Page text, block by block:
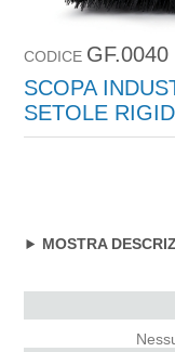
CODICE GF.0040
SCOPA
SETOLE
MOSTRA